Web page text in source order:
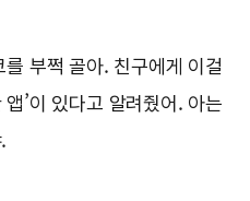
부쩍 골아. 친구에게 이걸
’이 있다고 알려줬어. 아는